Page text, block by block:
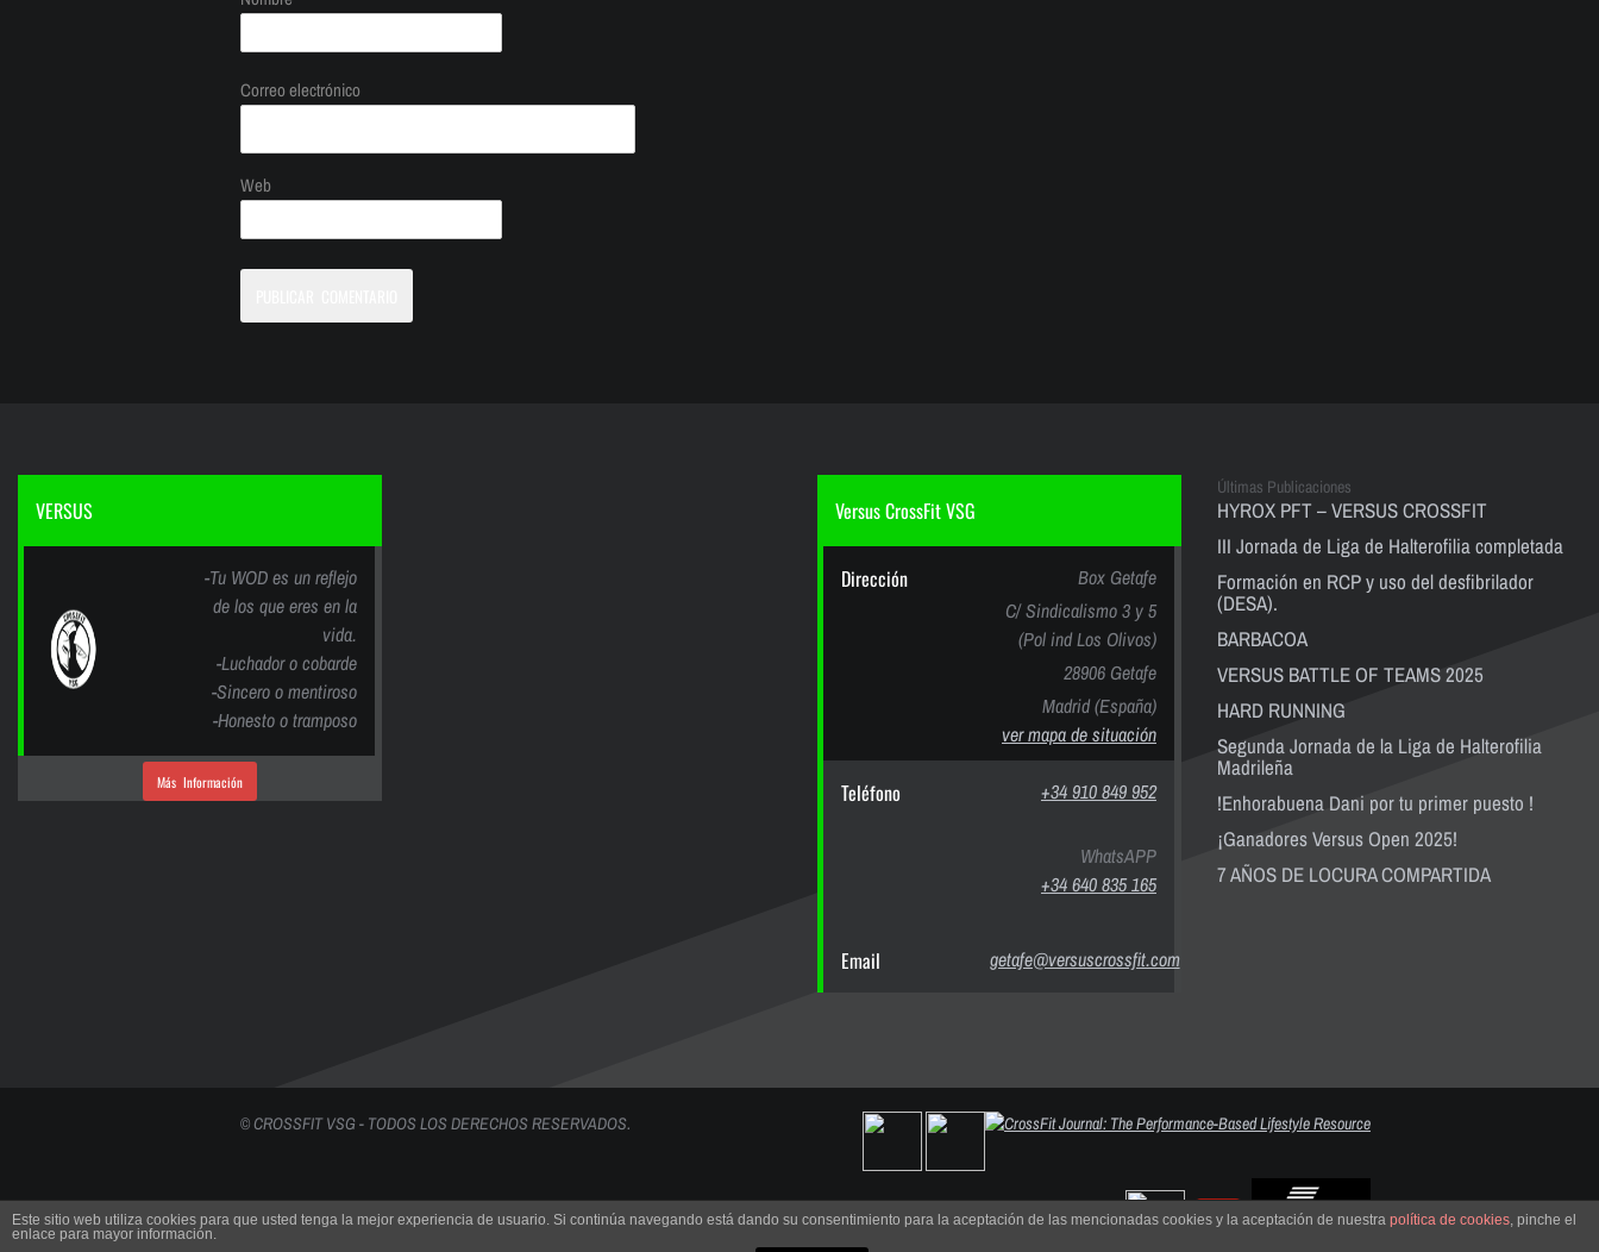
Correo electrónico
Web
VERSUS
-Tu WOD es un reflejo
de los que eres en la
vida.
-Luchador o cobarde
-Sincero o mentiroso
-Honesto o tramposo
Más Información
Versus CrossFit VSG
Dirección
Box Getafe
C/ Sindicalismo 3 y 5
(Pol ind Los Olivos)
28906 Getafe
Madrid (España)
ver mapa de situación
Teléfono +34 910 849 952
WhatsAPP
+34 640 835 165
Email getafe@versuscrossfit.com
Últimas Publicaciones
HYROX PFT – VERSUS CROSSFIT
III Jornada de Liga de Halterofilia completada
Formación en RCP y uso del desfibrilador
(DESA).
BARBACOA
VERSUS BATTLE OF TEAMS 2025
HARD RUNNING
Segunda Jornada de la Liga de Halterofilia
Madrileña
!Enhorabuena Dani por tu primer puesto !
¡Ganadores Versus Open 2025!
7 AÑOS DE LOCURA COMPARTIDA
© CROSSFIT VSG - TODOS LOS DERECHOS RESERVADOS.
Este sitio web utiliza cookies para que usted tenga la mejor experiencia de usuario. Si continúa navegando está dando su consentimiento para la aceptación de las mencionadas cookies y la aceptación de nuestra política de cookies, pinche el
enlace para mayor información.